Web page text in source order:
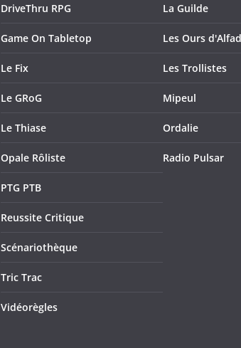
DriveThru RPG
Game On Tabletop
Le Fix
Le GRoG
Le Thiase
Opale Rôliste
PTG PTB
Reussite Critique
Scénariothèque
Tric Trac
Vidéorègles
La Guilde
Les Ours
Les Trollistes
Mipeul
Ordalie
Radio Pulsar